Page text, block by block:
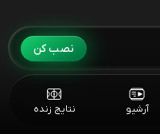
آرشیو نتایج زنده
نصب کن